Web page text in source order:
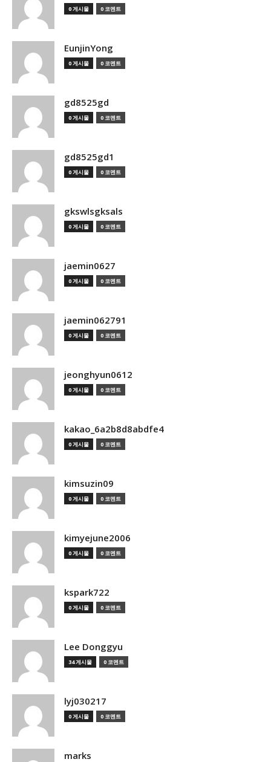
0 게시물 0 코멘트
EunjinYong
0 게시물 0 코멘트
gd8525gd
0 게시물 0 코멘트
gd8525gd1
0 게시물 0 코멘트
gkswlsgksals
0 게시물 0 코멘트
jaemin0627
0 게시물 0 코멘트
jaemin062791
0 게시물 0 코멘트
jeonghyun0612
0 게시물 0 코멘트
kakao_6a2b8d8abdfe4
0 게시물 0 코멘트
kimsuzin09
0 게시물 0 코멘트
kimyejune2006
0 게시물 0 코멘트
kspark722
0 게시물 0 코멘트
Lee Donggyu
34 게시물 0 코멘트
lyj030217
0 게시물 0 코멘트
marks